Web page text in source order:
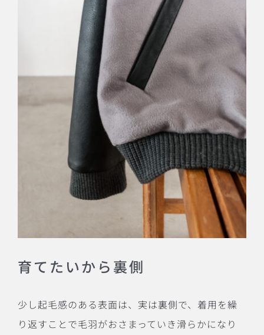
育てたいから裏側
少し起毛感のある表面は、実は裏側で、着用を繰
り返すことで毛羽がおさまっていき滑らかになり